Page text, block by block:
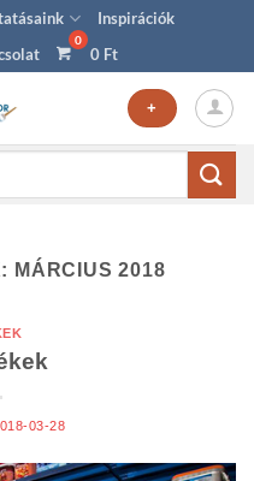
Inspirációk
0 Ft
+
MÁRCIUS 2018
03-28